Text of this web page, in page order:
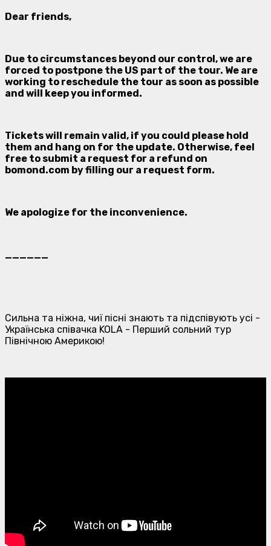
Dear friends,
Due to circumstances beyond our control, we are
forced to postpone the US part of the tour. We are
working to reschedule the tour as soon as possible
and will keep you informed.
Tickets will remain valid, if you could please hold
them and hang on for the update. Otherwise, feel
free to submit a request for a refund on
bomond.com by filling our a request form.
We apologize for the inconvenience.
______
Сильна та ніжна, чиї пісні знають та підспівують усі -
Українська співачка KOLA - Перший сольний тур
Північною Америкою!